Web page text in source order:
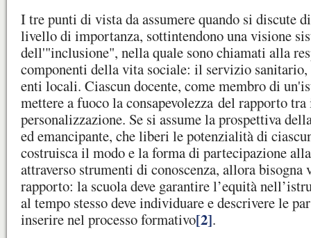
I tre punti di vista da assumere quando si discute
livello di importanza, sottintendono una visione
dell'"inclusione", nella quale sono chiamati alla
componenti della vita sociale: il servizio
enti locali. Ciascun docente, come membro di
mettere a fuoco la consapevolezza del rapporto
personalizzazione. Se si assume la prospettiva
ed emancipante, che liberi le potenzialità di
costruisca il modo e la forma di partecipazione
attraverso strumenti di conoscenza, allora bisogna
rapporto: la scuola deve garantire l’equità
al tempo stesso deve individuare e descrivere le
inserire nel processo formativo[2].